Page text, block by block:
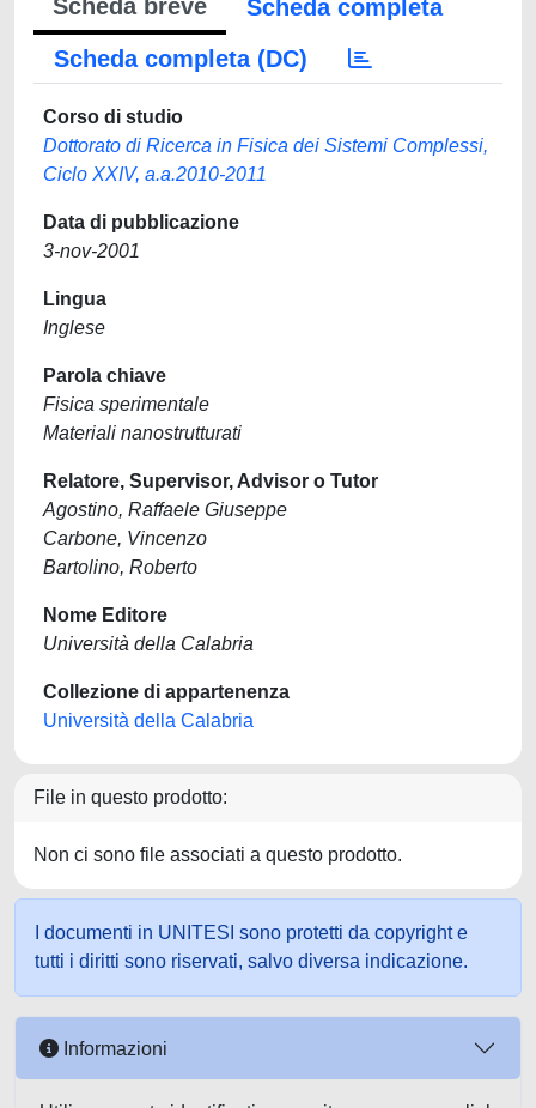
Scheda breve
Scheda completa
Scheda completa (DC)
Corso di studio
Dottorato di Ricerca in Fisica dei Sistemi Complessi,
Ciclo XXIV, a.a.2010-2011
Data di pubblicazione
3-nov-2001
Lingua
Inglese
Parola chiave
Fisica sperimentale
Materiali nanostrutturati
Relatore, Supervisor, Advisor o Tutor
Agostino, Raffaele Giuseppe
Carbone, Vincenzo
Bartolino, Roberto
Nome Editore
Università della Calabria
Collezione di appartenenza
Università della Calabria
File in questo prodotto:
Non ci sono file associati a questo prodotto.
I documenti in UNITESI sono protetti da copyright e
tutti i diritti sono riservati, salvo diversa indicazione.
Informazioni